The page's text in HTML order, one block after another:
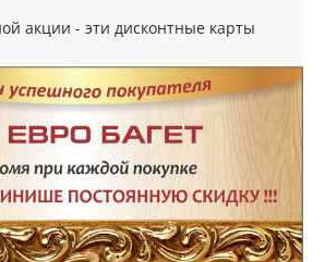
акции - эти дисконтные карты